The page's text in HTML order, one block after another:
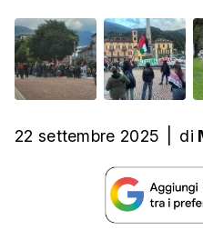
22 settembre 2025 di